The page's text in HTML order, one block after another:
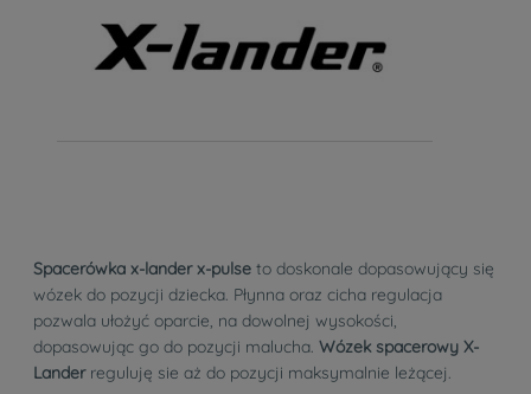
Spacerówka x-lander x-pulse to doskonale dopasowujący się
wózek do pozycji dziecka. Płynna oraz cicha regulacja
pozwala ułożyć oparcie, na dowolnej wysokości,
dopasowując go do pozycji malucha. Wózek spacerowy X-
Landerreguluję sie aż do pozycji maksymalnie leżącej.